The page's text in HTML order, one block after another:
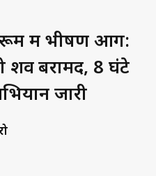
में भीषण आग:
शव बरामद, 8 घंटे
जारी